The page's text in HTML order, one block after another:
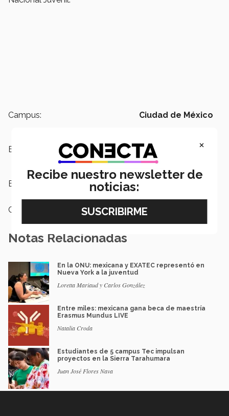
Campus: Ciudad de México
Escuelas: PrepaTec
Etiquetas:
Categoría:
Notas Relacionadas
En la ONU: mexicana y EXATEC representó en
Nueva York a la juventud
Loretta Mariaud y Carlos González
Entre miles: mexicana gana beca de maestría
Erasmus Mundus LIVE
Natalia Croda
Estudiantes de 5 campus Tec impulsan
proyectos en la Sierra Tarahumara
Juan José Flores Nava
×
Recibe nuestro newsletter de
noticias: